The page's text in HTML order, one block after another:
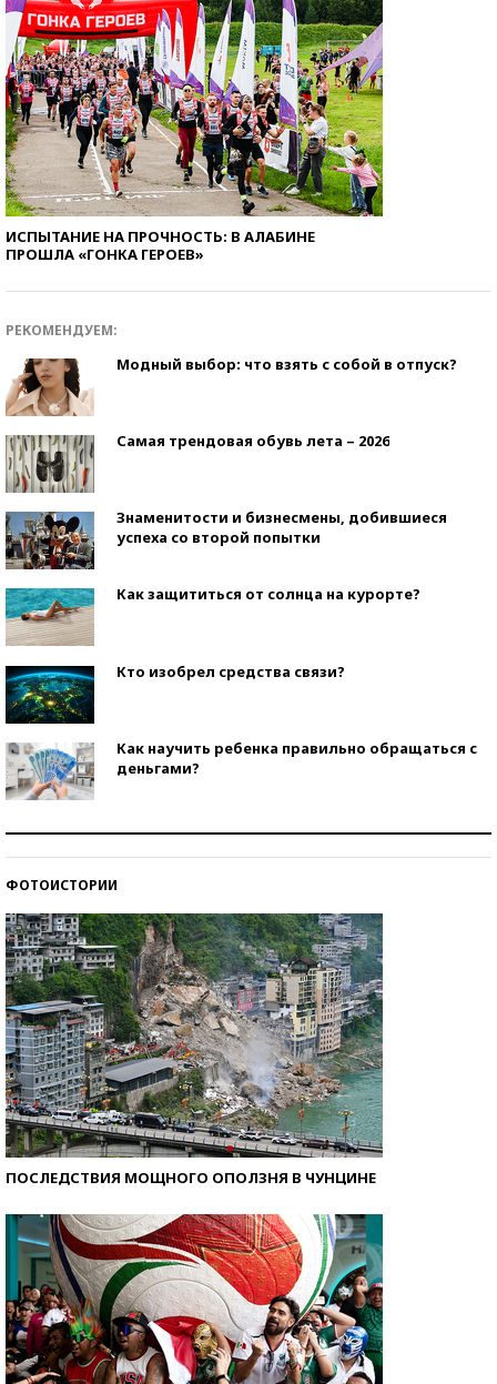
ИСПЫТАНИЕ НА ПРОЧНОСТЬ: В АЛАБИНЕ
ПРОШЛА «ГОНКА ГЕРОЕВ»
РЕКОМЕНДУЕМ:
Модный выбор: что взять с собой в отпуск?
Самая трендовая обувь лета – 2026
Знаменитости и бизнесмены, добившиеся
успеха со второй попытки
Как защититься от солнца на курорте?
Кто изобрел средства связи?
Как научить ребенка правильно обращаться с
деньгами?
ФОТОИСТОРИИ
ПОСЛЕДСТВИЯ МОЩНОГО ОПОЛЗНЯ В ЧУНЦИНЕ